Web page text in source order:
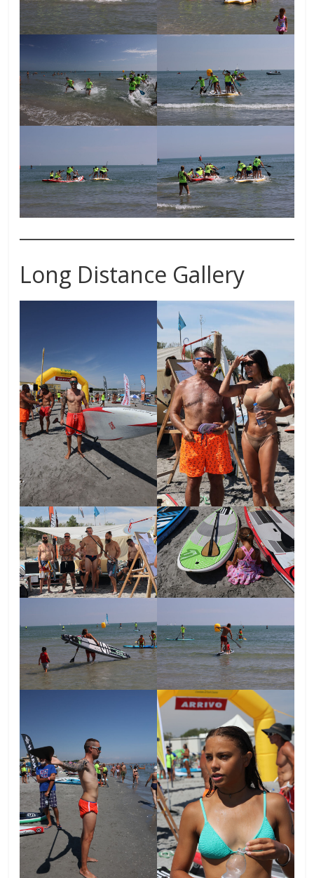
Long Distance Gallery